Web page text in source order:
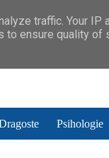
Psihologie
traffic. Your IP
to ensure quality of